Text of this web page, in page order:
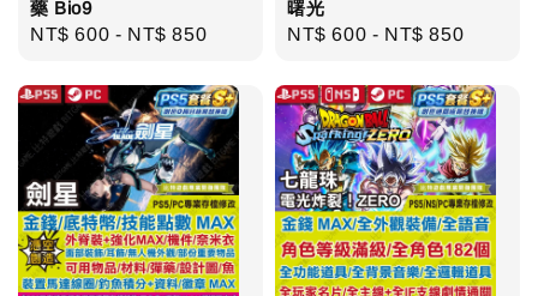
藥 Bio9
Regular
NT$ 600 - NT$ 850
曙光
Regular
NT$ 600 - NT$ 850